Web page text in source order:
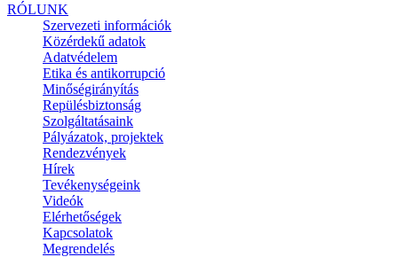
RÓLUNK
Szervezeti információk
Közérdekű adatok
Adatvédelem
Etika és antikorrupció
Minőségirányítás
Repülésbiztonság
Szolgáltatásaink
Pályázatok, projektek
Rendezvények
Hírek
Tevékenységeink
Videók
Elérhetőségek
Kapcsolatok
Megrendelés